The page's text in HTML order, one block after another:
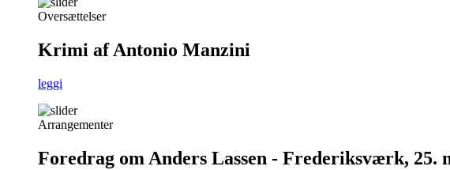
Oversættelser
Krimi af Antonio Manzini
leggi
Arrangementer
Foredrag om Anders Lassen - Frederiksværk, 25.